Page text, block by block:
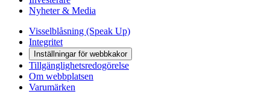
Nyheter & Media
Visselblåsning (Speak Up)
Integritet
Inställningar för webbkakor
Tillgänglighetsredogörelse
Om webbplatsen
Varumärken